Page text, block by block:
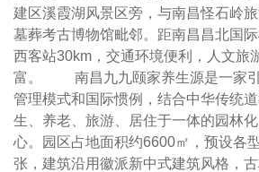
建区溪霞湖风景区旁，与南昌怪石岭
墓葬考古博物馆毗邻。距南昌昌北国
西客站30km，交通环境便利，人文旅
富。 南昌九九颐家养生源是一家引
管理模式和国际惯例，结合中华传统
生、养老、旅游、居住于一体的园林
心。园区占地面积约6600㎡，预设各
张，建筑沿用徽派新中式建筑风格，古